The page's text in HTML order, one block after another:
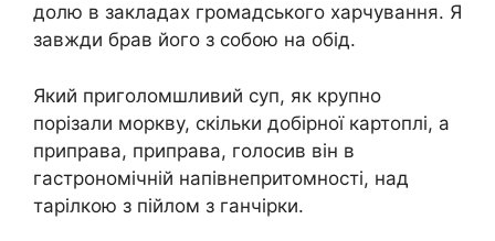
долю в закладах громадського харчування. Я
завжди брав його з собою на обід.
Який приголомшливий суп, як крупно
порізали моркву, скільки добірної картоплі, а
приправа, приправа, голосив він в
гастрономічній напівнепритомності, над
тарілкою з пійлом з ганчірки.